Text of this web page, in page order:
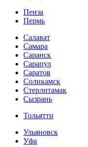
Пенза
Пермь
Салават
Самара
Саранск
Сарапул
Саратов
Соликамск
Стерлитамак
Сызрань
Тольятти
Ульяновск
Уфа